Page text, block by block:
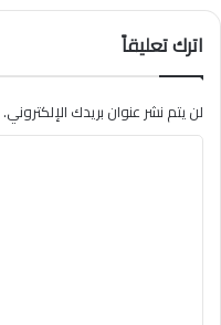
اترك تعليقاً
لن يتم نشر عنوان بريدك الإلكتروني.